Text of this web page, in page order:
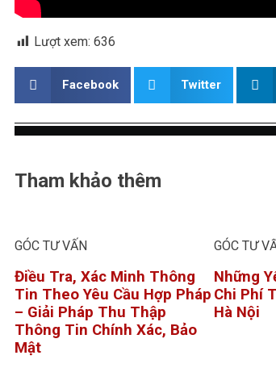
Lượt xem: 636
Facebook Twitter
Tham khảo thêm
GÓC TƯ VẤN
Điều Tra, Xác Minh Thông
Tin Theo Yêu Cầu Hợp Pháp
– Giải Pháp Thu Thập
Thông Tin Chính Xác, Bảo
Mật
GÓC TƯ
Những
Chi Phí
Hà Nội